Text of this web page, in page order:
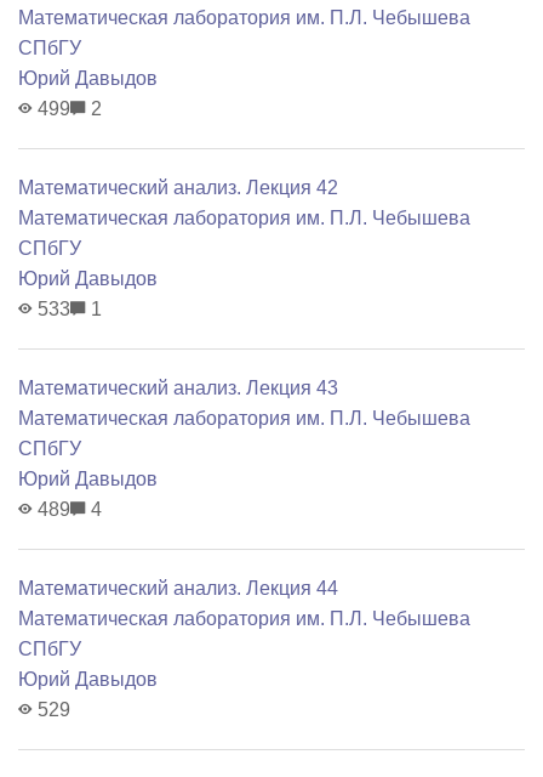
Математичеcкая лаборатория им. П.Л. Чебышева
СПбГУ
Юрий Давыдов
499
2
Математический анализ. Лекция 42
Математичеcкая лаборатория им. П.Л. Чебышева
СПбГУ
Юрий Давыдов
533
1
Математический анализ. Лекция 43
Математичеcкая лаборатория им. П.Л. Чебышева
СПбГУ
Юрий Давыдов
489
4
Математический анализ. Лекция 44
Математичеcкая лаборатория им. П.Л. Чебышева
СПбГУ
Юрий Давыдов
529